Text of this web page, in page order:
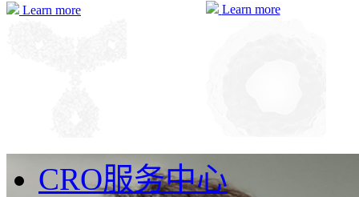
Learn more Learn more
CRO服务中心